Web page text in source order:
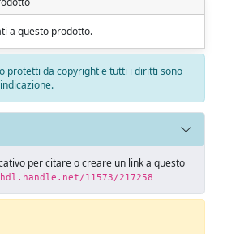
a questo prodotto.
protetti da copyright e tutti i diritti sono
per citare o creare un link a questo
11573/217258